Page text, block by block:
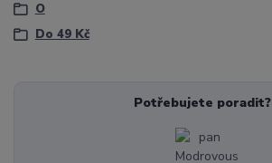
O
Do 49 Kč
Potřebujete poradit?